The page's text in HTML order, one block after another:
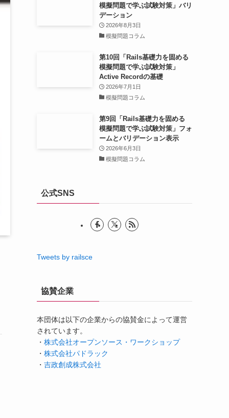
模擬問題で学ぶ試験対策」バリ
デーション
2026年8月3日
模擬問題コラム
第10回「Rails基礎力を固める
模擬問題で学ぶ試験対策」
Active Recordの基礎
2026年7月1日
模擬問題コラム
第9回「Rails基礎力を固める
模擬問題で学ぶ試験対策」フォ
ームとバリデーション表示
2026年6月3日
模擬問題コラム
公式SNS
Tweets by railsce
協賛企業
本団体は以下の企業からの協賛金によって運営
されています。
・ 株式会社オープンソース・ワークショップ
・ 株式会社パドラック
・ 吉政創成株式会社